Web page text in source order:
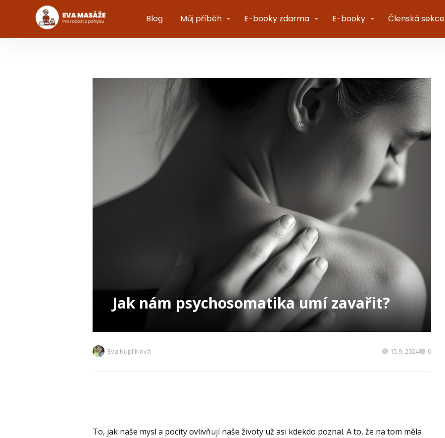
Blog Můj příběh E-booky zdarma E-booky Členská sekce
Jak nám psychosomatika umí zavařit?
Eva Kupilíková 15.9. 2024 0
To, jak naše mysl a pocity ovlivňují naše životy už asi kdekdo poznal. A to, že na tom měla